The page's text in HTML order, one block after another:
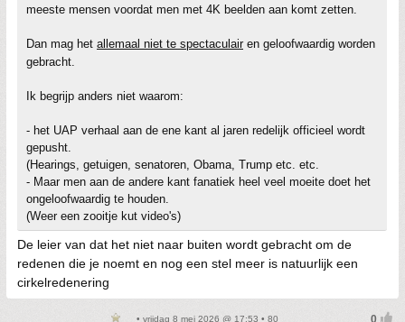
meeste mensen voordat men met 4K beelden aan komt zetten.
Dan mag het allemaal niet te spectaculairen geloofwaardig worden
gebracht.
Ik begrijp anders niet waarom:
- het UAP verhaal aan de ene kant al jaren redelijk officieel wordt
gepusht.
(Hearings, getuigen, senatoren, Obama, Trump etc. etc.
- Maar men aan de andere kant fanatiek heel veel moeite doet het
ongeloofwaardig te houden.
(Weer een zooitje kut video's)
De leier van dat het niet naar buiten wordt gebracht om de
redenen die je noemt en nog een stel meer is natuurlijk een
cirkelredenering
• vrijdag 8 mei 2026 @ 17:53 • 80